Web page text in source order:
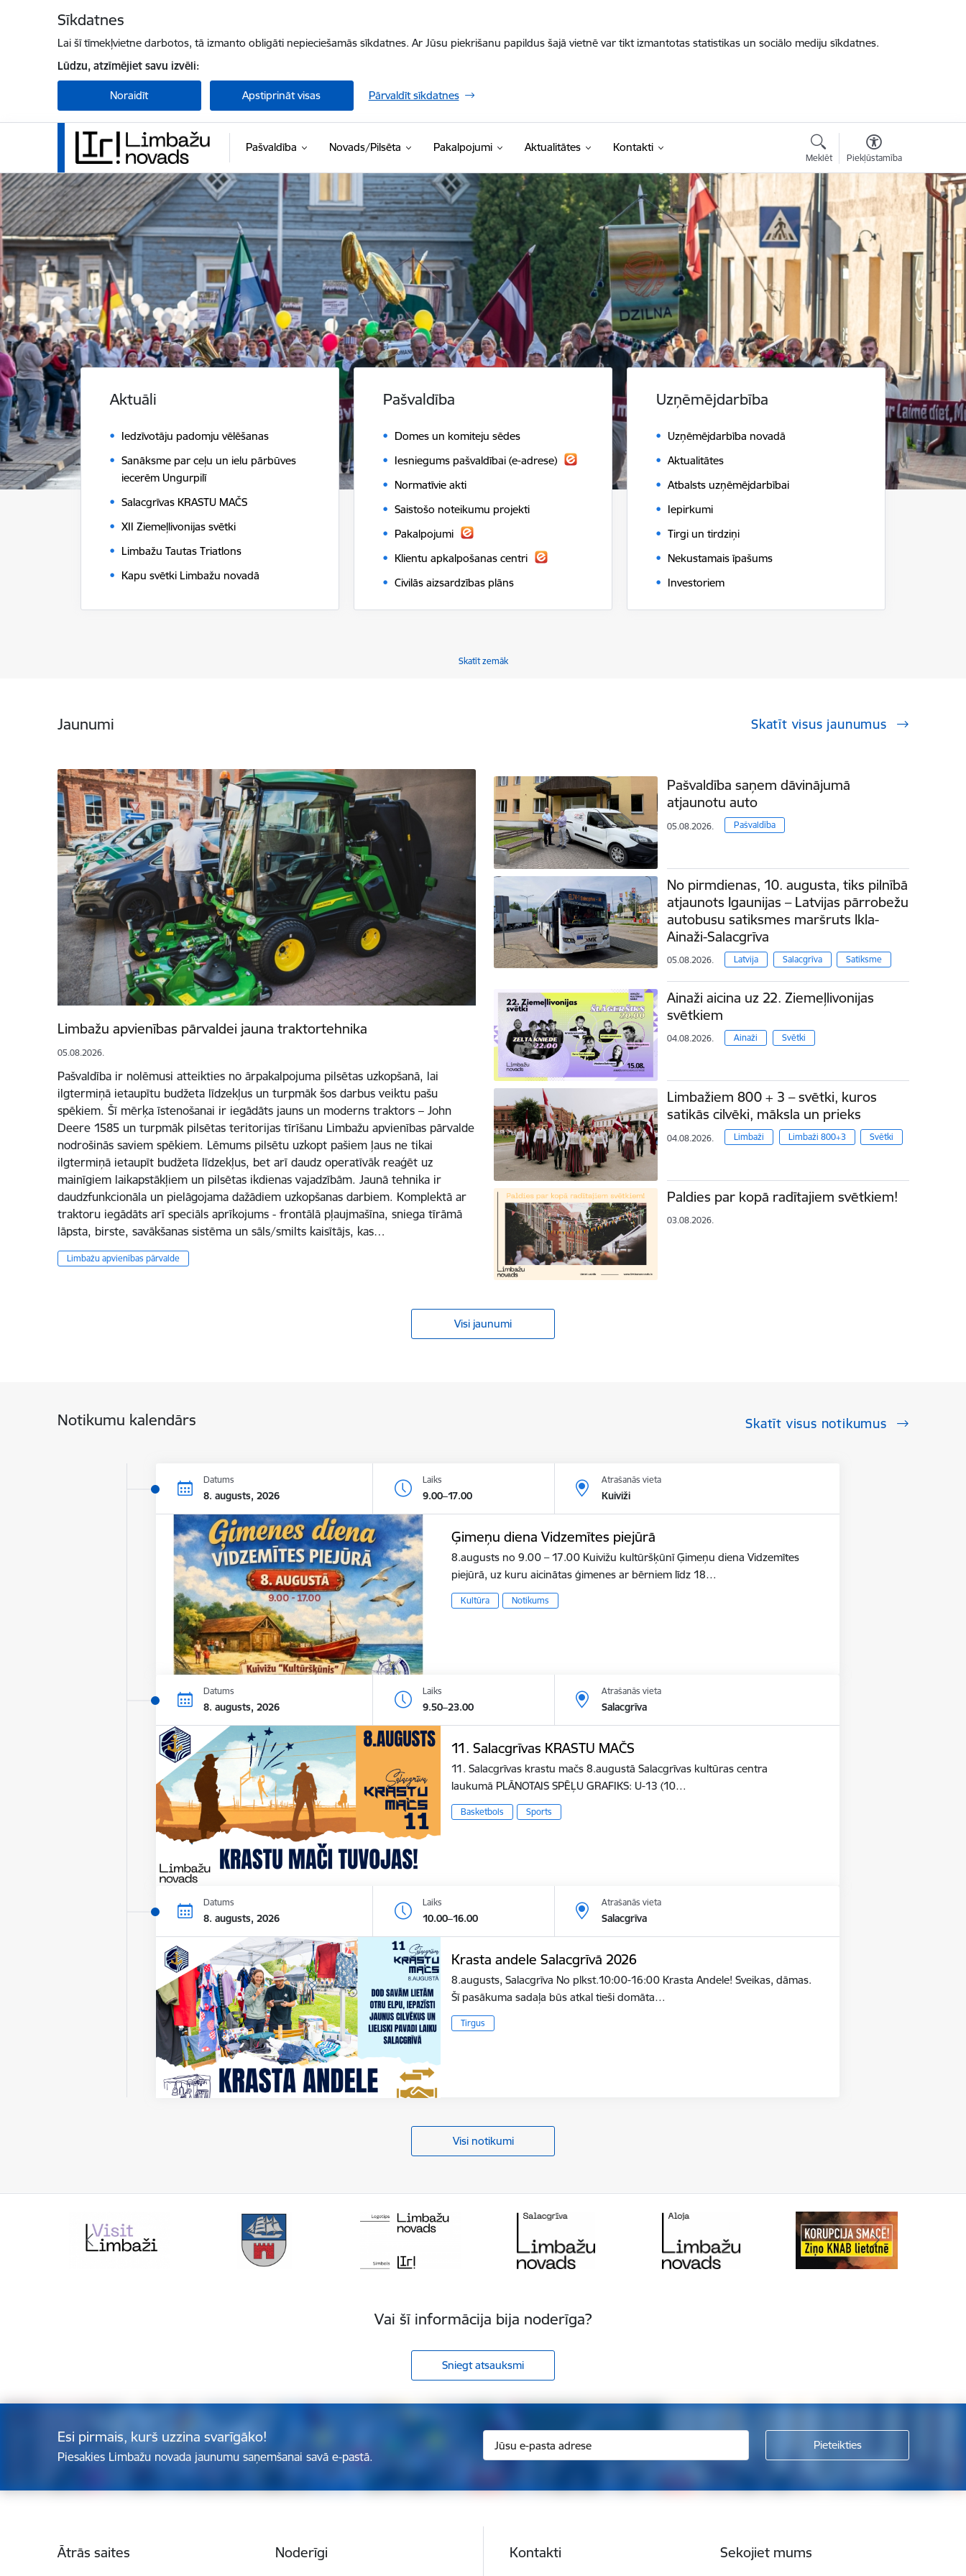
Sīkdatnes
Lai šī tīmekļvietne darbotos, tā izmanto obligāti nepieciešamās sīkdatnes. Ar Jūsu piekrišanu papildus šajā vietnē var tikt izmantotas statistikas un sociālo mediju sīkdatnes.
Lūdzu, atzīmējiet savu izvēli:
Noraidīt Apstiprināt visas Pārvaldīt sīkdatnes
Pašvaldība Novads/Pilsēta Pakalpojumi Aktualitātes Kontakti
Meklēt Piekļūstamība
Limbažu novada pašvaldība
Aktuāli
Iedzīvotāju padomju vēlēšanas
Sanāksme par ceļu un ielu pārbūves
iecerēm Ungurpilī
Salacgrīvas KRASTU MAČS
XII Ziemeļlivonijas svētki
Limbažu Tautas Triatlons
Kapu svētki Limbažu novadā
Pašvaldība
Domes un komiteju sēdes
Iesniegums pašvaldībai (e-adrese)
Normatīvie akti
Saistošo noteikumu projekti
Pakalpojumi
Klientu apkalpošanas centri
Civilās aizsardzības plāns
Uzņēmējdarbība
Uzņēmējdarbība novadā
Aktualitātes
Atbalsts uzņēmējdarbībai
Iepirkumi
Tirgi un tirdziņi
Nekustamais īpašums
Investoriem
Skatīt zemāk
Jaunumi Skatīt visus jaunumus
Limbažu apvienības pārvaldei jauna traktortehnika
05.08.2026.
Pašvaldība ir nolēmusi atteikties no ārpakalpojuma pilsētas uzkopšanā, lai
ilgtermiņā ietaupītu budžeta līdzekļus un turpmāk šos darbus veiktu pašu
spēkiem. Šī mērķa īstenošanai ir iegādāts jauns un moderns traktors – John
Deere 1585 un turpmāk pilsētas teritorijas tīrīšanu Limbažu apvienības pārvalde
nodrošinās saviem spēkiem. Lēmums pilsētu uzkopt pašiem ļaus ne tikai
ilgtermiņā ietaupīt budžeta līdzekļus, bet arī daudz operatīvāk reaģēt uz
mainīgiem laikapstākļiem un pilsētas ikdienas vajadzībām. Jaunā tehnika ir
daudzfunkcionāla un pielāgojama dažādiem uzkopšanas darbiem. Komplektā ar
traktoru iegādāts arī speciāls aprīkojums - frontālā pļaujmašīna, sniega tīrāmā
lāpsta, birste, savākšanas sistēma un sāls/smilts kaisītājs, kas…
Limbažu apvienības pārvalde
Pašvaldība saņem dāvinājumā
atjaunotu auto
05.08.2026. Pašvaldība
No pirmdienas, 10. augusta, tiks pilnībā
atjaunots Igaunijas – Latvijas pārrobežu
autobusu satiksmes maršruts Ikla-
Ainaži-Salacgrīva
05.08.2026. Latvija Salacgrīva Satiksme
Ainaži aicina uz 22. Ziemeļlivonijas
svētkiem
04.08.2026. Ainaži Svētki
Limbažiem 800 + 3 – svētki, kuros
satikās cilvēki, māksla un prieks
04.08.2026. Limbaži Limbaži 800+3 Svētki
Paldies par kopā radītajiem svētkiem!
03.08.2026.
Visi jaunumi
Notikumu kalendārs Skatīt visus notikumus
Datums
8. augusts, 2026
Laiks
9.00–17.00
Atrašanās vieta
Kuiviži
Ģimeņu diena Vidzemītes piejūrā
8.augusts no 9.00 – 17.00 Kuivižu kultūršķūnī Ģimeņu diena Vidzemītes
piejūrā, uz kuru aicinātas ģimenes ar bērniem līdz 18…
Kultūra Notikums
Datums
8. augusts, 2026
Laiks
9.50–23.00
Atrašanās vieta
Salacgrīva
11. Salacgrīvas KRASTU MAČS
11. Salacgrīvas krastu mačs 8.augustā Salacgrīvas kultūras centra
laukumā PLĀNOTAIS SPĒĻU GRAFIKS: U-13 (10…
Basketbols Sports
Datums
8. augusts, 2026
Laiks
10.00–16.00
Atrašanās vieta
Salacgrīva
Krasta andele Salacgrīvā 2026
8.augusts, Salacgrīva No plkst.10:00-16:00 Krasta Andele! Sveikas, dāmas.
Šī pasākuma sadaļa būs atkal tieši domāta…
Tirgus
Visi notikumi
Vai šī informācija bija noderīga?
Sniegt atsauksmi
Esi pirmais, kurš uzzina svarīgāko!
Piesakies Limbažu novada jaunumu saņemšanai savā e-pastā.
Ātrās saites Noderīgi Kontakti Sekojiet mums